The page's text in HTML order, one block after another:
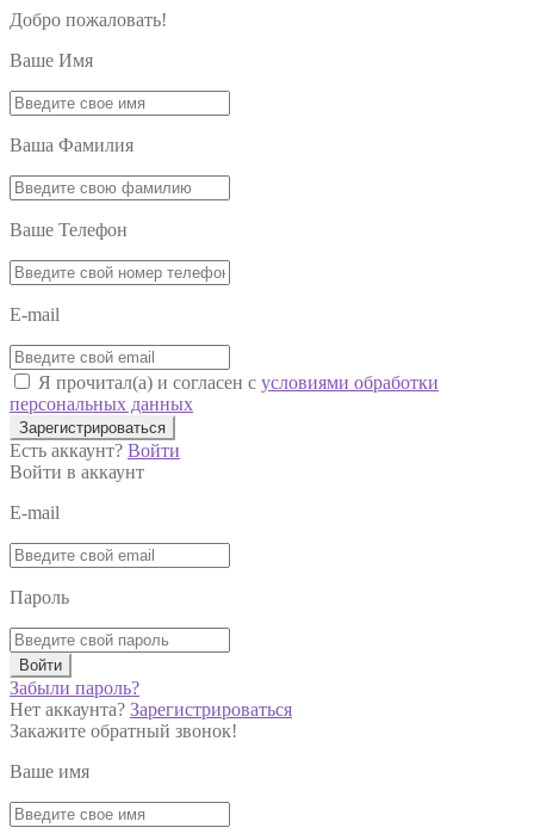
Добро пожаловать!
Ваше Имя
Ваша Фамилия
Ваше Телефон
E-mail
Я прочитал(а) и согласен с условиями обработки
персональных данных
Зарегистрироваться
Есть аккаунт? Войти
Войти в аккаунт
E-mail
Пароль
Войти
Забыли пароль?
Нет аккаунта? Зарегистрироваться
Закажите обратный звонок!
Ваше имя